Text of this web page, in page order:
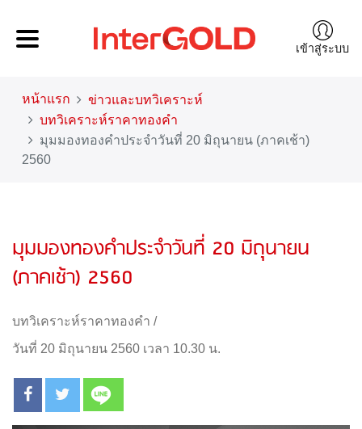
เข้าสู่ระบบ
หน้าแรก
ข่าวและบทวิเคราะห์
บทวิเคราะห์ราคาทองคำ
มุมมองทองคำประจำวันที่ 20 มิถุนายน (ภาคเช้า)
2560
มุมมองทองคำประจำวันที่ 20 มิถุนายน
(ภาคเช้า) 2560
บทวิเคราะห์ราคาทองคำ /
วันที่ 20 มิถุนายน 2560 เวลา 10.30 น.